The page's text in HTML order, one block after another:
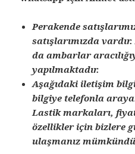
Perakende
satışlarımızda
da ambarlar
yapılmaktadır.
Aşağıdaki iletişim
bilgiye telefonla
Lastik markaları,
özellikler için bizlere
ulaşmanız